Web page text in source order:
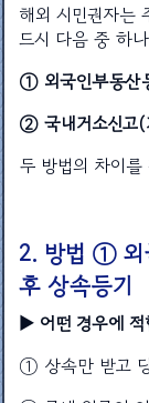
해외 시민권자는
드시 다음 중 하
① 외국인부동산
② 국내거소신고(
두 방법의 차이
2. 방법 ① 외
후 상속등기
▶ 어떤 경우에
① 상속만 받고